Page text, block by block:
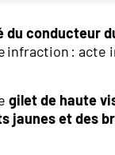
conducteur
infraction :
gilet de haute
jaunes et des